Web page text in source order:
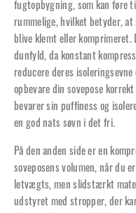
fugtopbygning, som kan føre
rummelige, hvilket betyder, at
blive klemt eller
dunfyld, da konstant
reducere deres
opbevare din sovepose
bevarer sin puffiness og
en god nats søvn i det fri.
På den anden side er en
soveposens volumen, når du
letvægts, men slidstærkt
udstyret med stropper, der